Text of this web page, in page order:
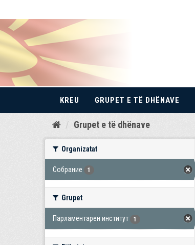
Kalo
KREU GRUPET E TË DHËNAVE
Grupet e të dhënave
Organizatat
Собрание 1
Grupet
Парламентарен институт 1